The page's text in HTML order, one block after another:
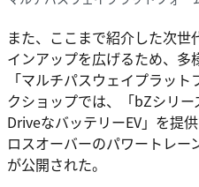
また、ここまで紹介した次世
インアップを広げるため、多
「マルチパスウェイプラッ
クショップでは、「bZシリ
DriveなバッテリーEV」を提
ロスオーバーのパワートレー
が公開された。